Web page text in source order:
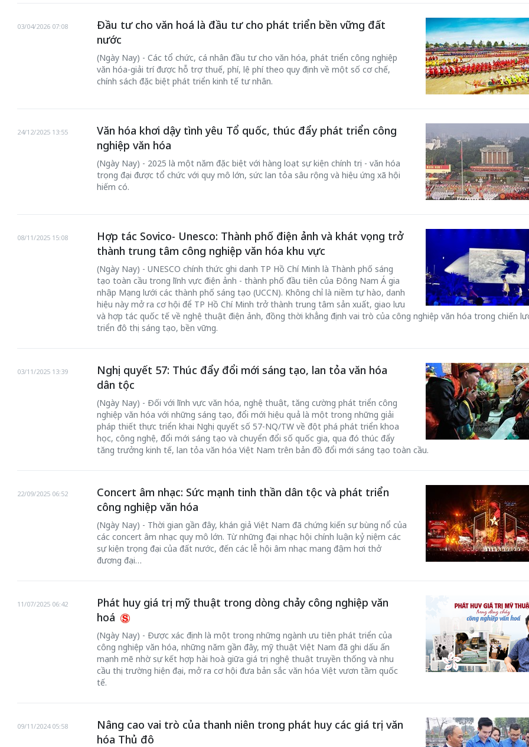
Đầu tư cho văn hoá là đầu tư cho phát triển bền vững đất
nước
03/04/2026 07:08
(Ngày Nay) - Các tổ chức, cá nhân đầu tư cho văn hóa, phát triển công nghiệp
văn hóa-giải trí được hỗ trợ thuế, phí, lệ phí theo quy định về một số cơ chế,
chính sách đặc biệt phát triển kinh tế tư nhân.
Văn hóa khơi dậy tình yêu Tổ quốc, thúc đẩy phát triển công
nghiệp văn hóa
24/12/2025 13:55
(Ngày Nay) - 2025 là một năm đặc biệt với hàng loạt sự kiện chính trị - văn hóa
trọng đại được tổ chức với quy mô lớn, sức lan tỏa sâu rộng và hiệu ứng xã hội
hiếm có.
Hợp tác Sovico- Unesco: Thành phố điện ảnh và khát vọng trở
thành trung tâm công nghiệp văn hóa khu vực
08/11/2025 15:08
(Ngày Nay) - UNESCO chính thức ghi danh TP Hồ Chí Minh là Thành phố sáng
tạo toàn cầu trong lĩnh vực điện ảnh - thành phố đầu tiên của Đông Nam Á gia
nhập Mạng lưới các thành phố sáng tạo (UCCN). Không chỉ là niềm tự hào, danh
hiệu này mở ra cơ hội để TP Hồ Chí Minh trở thành trung tâm sản xuất, giao lưu
và hợp tác quốc tế về nghệ thuật điện ảnh, đồng thời khẳng định vai trò của công nghiệp văn hóa trong chiến
triển đô thị sáng tạo, bền vững.
Nghị quyết 57: Thúc đẩy đổi mới sáng tạo, lan tỏa văn hóa
dân tộc
03/11/2025 13:39
(Ngày Nay) - Đối với lĩnh vực văn hóa, nghệ thuật, tăng cường phát triển công
nghiệp văn hóa với những sáng tạo, đổi mới hiệu quả là một trong những giải
pháp thiết thực triển khai Nghị quyết số 57-NQ/TW về đột phá phát triển khoa
học, công nghệ, đổi mới sáng tạo và chuyển đổi số quốc gia, qua đó thúc đẩy
tăng trưởng kinh tế, lan tỏa văn hóa Việt Nam trên bản đồ đổi mới sáng tạo toàn cầu.
Concert âm nhạc: Sức mạnh tinh thần dân tộc và phát triển
công nghiệp văn hóa
22/09/2025 06:52
(Ngày Nay) - Thời gian gần đây, khán giả Việt Nam đã chứng kiến sự bùng nổ của
các concert âm nhạc quy mô lớn. Từ những đại nhạc hội chính luận kỷ niệm các
sự kiện trọng đại của đất nước, đến các lễ hội âm nhạc mang đậm hơi thở
đương đại…
Phát huy giá trị mỹ thuật trong dòng chảy công nghiệp văn
hoá
11/07/2025 06:42
(Ngày Nay) - Được xác định là một trong những ngành ưu tiên phát triển của
công nghiệp văn hóa, những năm gần đây, mỹ thuật Việt Nam đã ghi dấu ấn
mạnh mẽ nhờ sự kết hợp hài hoà giữa giá trị nghệ thuật truyền thống và nhu
cầu thị trường hiện đại, mở ra cơ hội đưa bản sắc văn hóa Việt vươn tầm quốc
tế.
Nâng cao vai trò của thanh niên trong phát huy các giá trị văn
hóa Thủ đô
09/11/2024 05:58
Hà Nội vững bước vào
không gian phát triển
mới - Kỳ 5: Thủ đô qua
50 năm Việt Nam gia
nhập UNESCO: Khơi
định hình vị thế kiến
tạo | Kỳ 4: Sáng kiến
50 năm Việt Nam gia
nhập UNESCO: Khơi
nguồn nội lực văn hóa,
định hình vị thế kiến
tạo | Kỳ 3: Hội nhập
quốc tế bằng bản lĩnh
nhập
nguồn nội lực
định hình vị
tạo | Kỳ 1:
hòa bình thể
quyết định